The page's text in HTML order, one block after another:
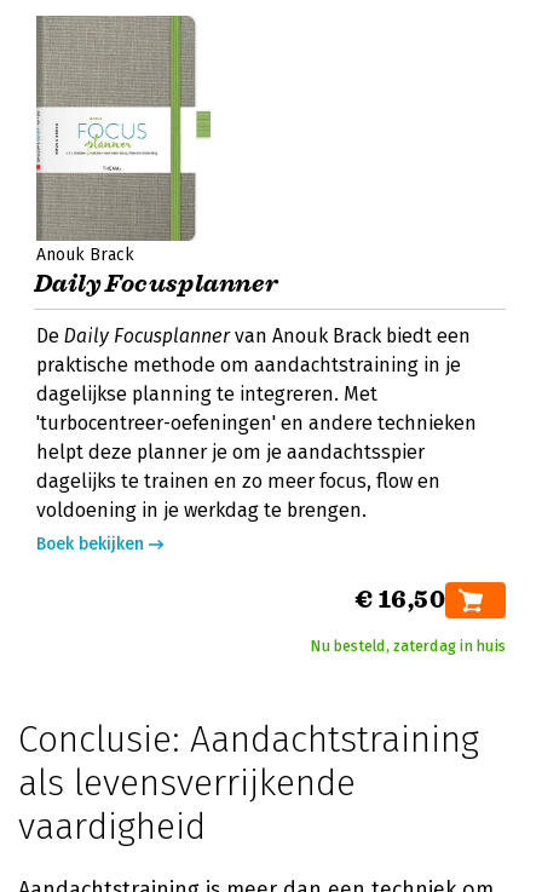
Anouk Brack
Daily Focusplanner
De Daily Focusplannervan Anouk Brack biedt een
praktische methode om aandachtstraining in je
dagelijkse planning te integreren. Met
'turbocentreer-oefeningen' en andere technieken
helpt deze planner je om je aandachtsspier
dagelijks te trainen en zo meer focus, flow en
voldoening in je werkdag te brengen.
Boek bekijken
€ 16,50
Nu besteld, zaterdag in huis
Conclusie: Aandachtstraining
als levensverrijkende
vaardigheid